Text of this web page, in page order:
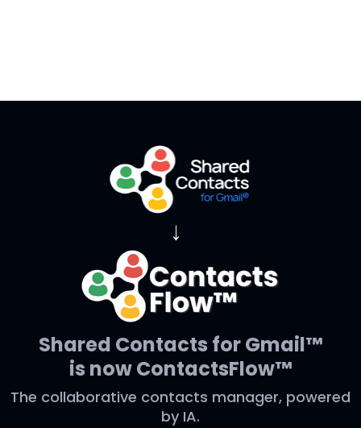
→
Shared Contacts for Gmail™
is now ContactsFlow™
The collaborative contacts manager, powered
by IA.